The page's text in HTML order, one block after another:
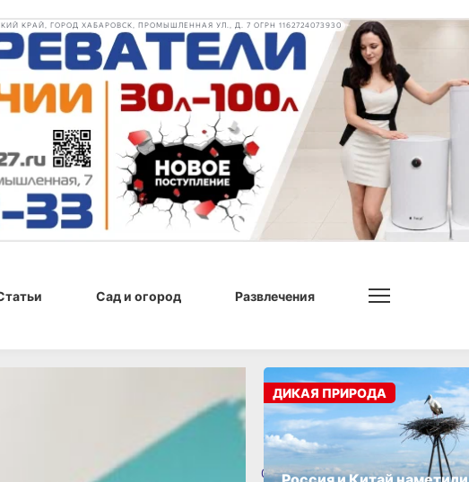
КРАЙ, ГОРОД ХАБАРОВСК, ПРОМЫШЛЕННАЯ УЛ., Д. 7 ОГРН 1162724073930
Сад и огород Развлечения
Статьи Город
ОПУБЛИКОВАНО
09 сентября 2021 г., 17:27
ДИКАЯ ПРИРОДА